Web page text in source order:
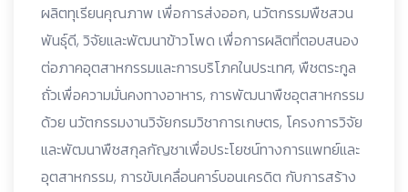
ผลิตทุเรียนคุณภาพ เพื่อการส่งออก, นวัตกรรมพืชสวน
พันธุ์ดี, วิจัยและพัฒนาข้าวโพด เพื่อการผลิตที่ตอบสนอง
ต่อภาคอุตสาหกรรมและการบริโภคในประเทศ, พืชตระกูล
ถั่วเพื่อความมั่นคงทางอาหาร, การพัฒนาพืชอุตสาหกรรม
ด้วย นวัตกรรมงานวิจัยกรมวิชาการเกษตร, โครงการวิจัย
และพัฒนาพืชสกุลกัญชาเพื่อประโยชน์ทางการแพทย์และ
อุตสาหกรรม, การขับเคลื่อนคาร์บอนเครดิต กับการสร้าง